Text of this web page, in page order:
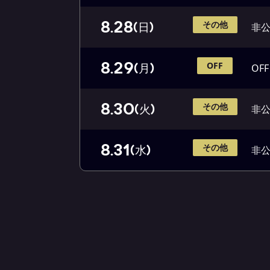
8.28(日) その他 非
8.29(月) OFF OFF
8.30(火) その他 非
8.31(水) その他 非